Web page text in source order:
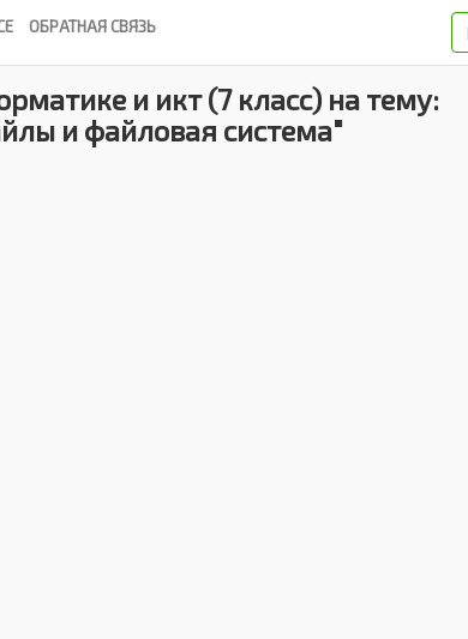
ОБРАТНАЯ СВЯЗЬ
и икт (7 класс) на тему:
и файловая система"